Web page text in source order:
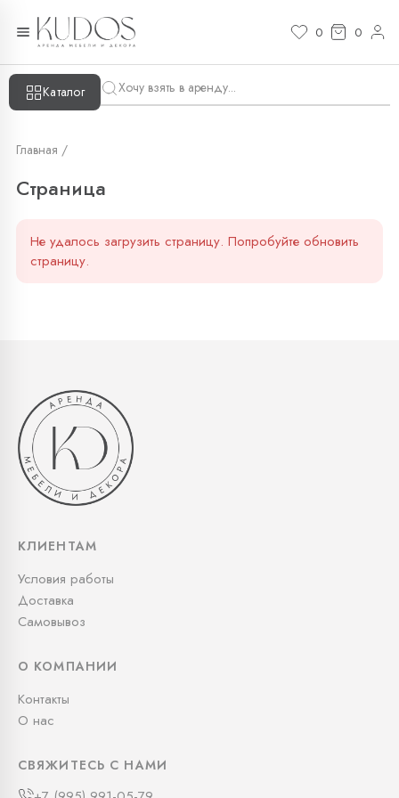
0 0
Каталог
Главная /
Страница
Не удалось загрузить страницу. Попробуйте обновить
страницу.
КЛИЕНТАМ
Условия работы
Доставка
Самовывоз
О КОМПАНИИ
Контакты
О нас
СВЯЖИТЕСЬ С НАМИ